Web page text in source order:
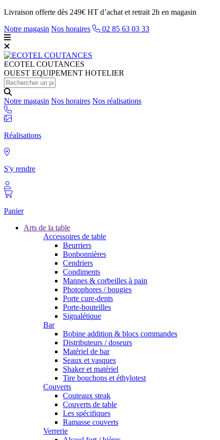
Livraison offerte dès 249€ HT d’achat et retrait 2h en magasin
Notre magasin Nos horaires 02 85 63 03 33
ECOTEL COUTANCES
OUEST EQUIPEMENT HOTELIER
Notre magasin Nos horaires Nos réalisations
Réalisations
S'y rendre
Panier
Arts de la table
Accessoires de table
Beurriers
Bonbonnières
Cendriers
Condiments
Mannes & corbeilles à pain
Photophores / bougies
Porte cure-dents
Porte-bouteilles
Signalétique
Bar
Bobine addition & blocs commandes
Distributeurs / doseurs
Matériel de bar
Seaux et vasques
Shaker et matériel
Tire bouchons et éthylotest
Couverts
Couteaux steak
Couverts de table
Les spécifiques
Ramasse couverts
Verrerie